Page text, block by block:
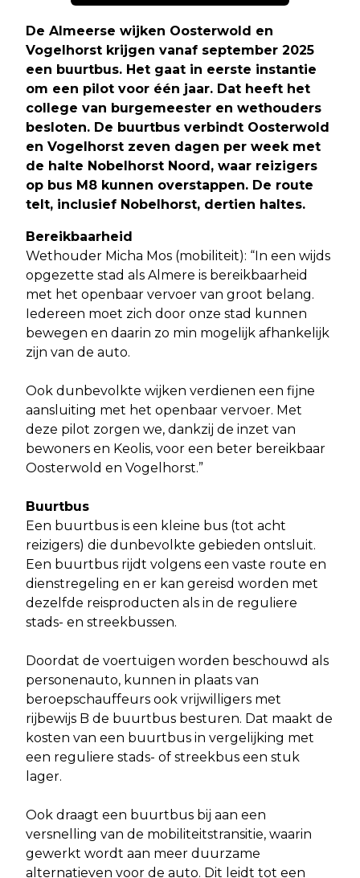
De Almeerse wijken Oosterwold en
Vogelhorst krijgen vanaf september 2025
een buurtbus. Het gaat in eerste instantie
om een pilot voor één jaar. Dat heeft het
college van burgemeester en wethouders
besloten. De buurtbus verbindt Oosterwold
en Vogelhorst zeven dagen per week met
de halte Nobelhorst Noord, waar reizigers
op bus M8 kunnen overstappen. De route
telt, inclusief Nobelhorst, dertien haltes.
Bereikbaarheid
Wethouder Micha Mos (mobiliteit): “In een wijds
opgezette stad als Almere is bereikbaarheid
met het openbaar vervoer van groot belang.
Iedereen moet zich door onze stad kunnen
bewegen en daarin zo min mogelijk afhankelijk
zijn van de auto.
Ook dunbevolkte wijken verdienen een fijne
aansluiting met het openbaar vervoer. Met
deze pilot zorgen we, dankzij de inzet van
bewoners en Keolis, voor een beter bereikbaar
Oosterwold en Vogelhorst.”
Buurtbus
Een buurtbus is een kleine bus (tot acht
reizigers) die dunbevolkte gebieden ontsluit.
Een buurtbus rijdt volgens een vaste route en
dienstregeling en er kan gereisd worden met
dezelfde reisproducten als in de reguliere
stads- en streekbussen.
Doordat de voertuigen worden beschouwd als
personenauto, kunnen in plaats van
beroepschauffeurs ook vrijwilligers met
rijbewijs B de buurtbus besturen. Dat maakt de
kosten van een buurtbus in vergelijking met
een reguliere stads- of streekbus een stuk
lager.
Ook draagt een buurtbus bij aan een
versnelling van de mobiliteitstransitie, waarin
gewerkt wordt aan meer duurzame
alternatieven voor de auto. Dit leidt tot een